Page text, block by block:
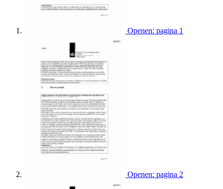
Openen: pagina 1
Openen: pagina 2